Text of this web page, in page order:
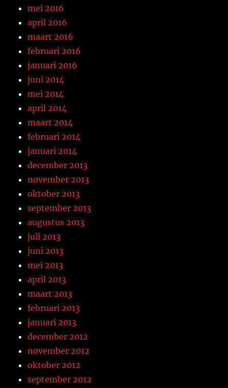
mei 2016
april 2016
maart 2016
februari 2016
januari 2016
juni 2014
mei 2014
april 2014
maart 2014
februari 2014
januari 2014
december 2013
november 2013
oktober 2013
september 2013
augustus 2013
juli 2013
juni 2013
mei 2013
april 2013
maart 2013
februari 2013
januari 2013
december 2012
november 2012
oktober 2012
september 2012